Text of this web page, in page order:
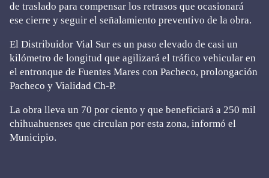
de traslado para compensar los retrasos que ocasionará
ese cierre y seguir el señalamiento preventivo de la obra.
El Distribuidor Vial Sur es un paso elevado de casi un
kilómetro de longitud que agilizará el tráfico vehicular en
el entronque de Fuentes Mares con Pacheco, prolongación
Pacheco y Vialidad Ch-P.
La obra lleva un 70 por ciento y que beneficiará a 250 mil
chihuahuenses que circulan por esta zona, informó el
Municipio.